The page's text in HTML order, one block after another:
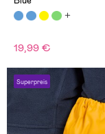
19,99 €
Superpreis